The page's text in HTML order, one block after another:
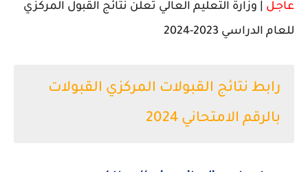
عاجـل | وزارة التعليم العالي تعلن نتائج القبول المركزي
للعام الدراسي 2023-2024
رابط نتائج القبولات المركزي القبولات
بالرقم الامتحاني 2024